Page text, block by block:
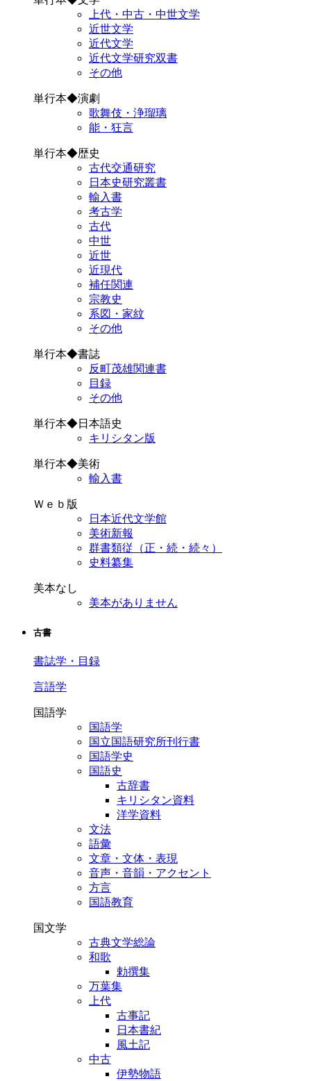
上代・中古・中世文学
近世文学
近代文学
近代文学研究双書
その他
単行本◆演劇
歌舞伎・浄瑠璃
能・狂言
単行本◆歴史
古代交通研究
日本史研究叢書
輸入書
考古学
古代
中世
近世
近現代
補任関連
宗教史
系図・家紋
その他
単行本◆書誌
反町茂雄関連書
目録
その他
単行本◆日本語史
キリシタン版
単行本◆美術
輸入書
Ｗｅｂ版
日本近代文学館
美術新報
群書類従（正・続・続々）
史料纂集
美本なし
美本がありません
古書
書誌学・目録
言語学
国語学
国語学
国立国語研究所刊行書
国語学史
国語史
古辞書
キリシタン資料
洋学資料
文法
語彙
文章・文体・表現
音声・音韻・アクセント
方言
国語教育
国文学
古典文学総論
和歌
勅撰集
万葉集
上代
古事記
日本書紀
風土記
中古
伊勢物語